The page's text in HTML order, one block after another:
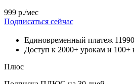
999 р./мес
Подписаться сейчас
Единовременный платеж 11990
Доступ к 2000+ урокам и 100+
Плюс